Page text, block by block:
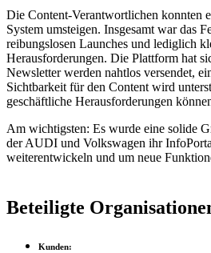
Die Content-Verantwortlichen konnten
System umsteigen. Insgesamt war das
reibungslosen Launches und lediglich
Herausforderungen. Die Plattform hat
Newsletter werden nahtlos versendet,
Sichtbarkeit für den Content wird
geschäftliche Herausforderungen
Am wichtigsten: Es wurde eine solide
der AUDI und Volkswagen ihr
weiterentwickeln und um neue
Beteiligte
Kunden: